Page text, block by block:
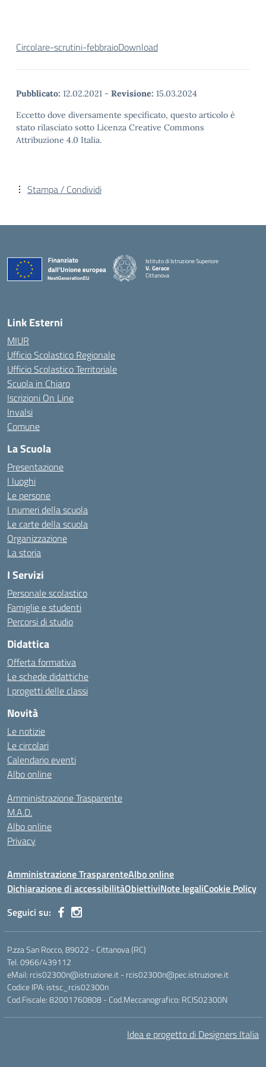
Circolare-scrutini-febbraioDownload
Pubblicato: 12.02.2021 - Revisione: 15.03.2024
Eccetto dove diversamente specificato, questo articolo è
stato rilasciato sotto Licenza Creative Commons
Attribuzione 4.0 Italia.
Stampa / Condividi
Istituto di Istruzione Superiore
V. Gerace
Cittanova
Link Esterni
MIUR
Ufficio Scolastico Regionale
Ufficio Scolastico Territoriale
Scuola in Chiaro
Iscrizioni On Line
Invalsi
Comune
La Scuola
Presentazione
I luoghi
Le persone
I numeri della scuola
Le carte della scuola
Organizzazione
La storia
I Servizi
Personale scolastico
Famiglie e studenti
Percorsi di studio
Didattica
Offerta formativa
Le schede didattiche
I progetti delle classi
Novità
Le notizie
Le circolari
Calendario eventi
Albo online
Amministrazione Trasparente
M.A.D.
Albo online
Privacy
Amministrazione TrasparenteAlbo online
Dichiarazione di accessibilitàObiettiviNote legaliCookie Policy
Seguici su:
P.zza San Rocco, 89022 - Cittanova (RC)
Tel. 0966/439112
eMail: rcis02300n@istruzione.it - rcis02300n@pec.istruzione.it
Codice IPA: istsc_rcis02300n
Cod.Fiscale: 82001760808 - Cod.Meccanografico: RCIS02300N
Idea e progetto di Designers Italia